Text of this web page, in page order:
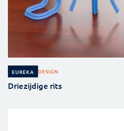
EUREKA DESIGN
Driezijdige rits